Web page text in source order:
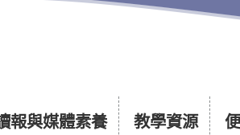
報與媒體素養 教學資源